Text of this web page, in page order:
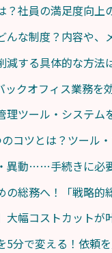
？社員の満足度向
んな制度？内容や
減する具体的な方法
クオフィス業務を
ツール・システム
コツとは？ツール
異動……手続きに必
の総務へ！「戦略
大幅コストカット
5分で変える！依頼